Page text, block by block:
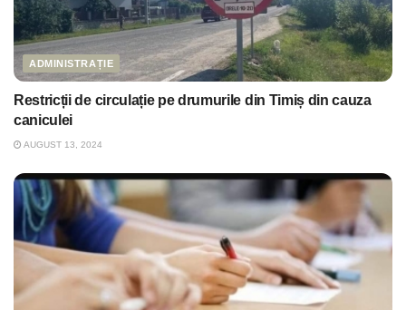
ADMINISTRAȚIE
Restricții de circulație pe drumurile din Timiș din cauza
caniculei
AUGUST 13, 2024